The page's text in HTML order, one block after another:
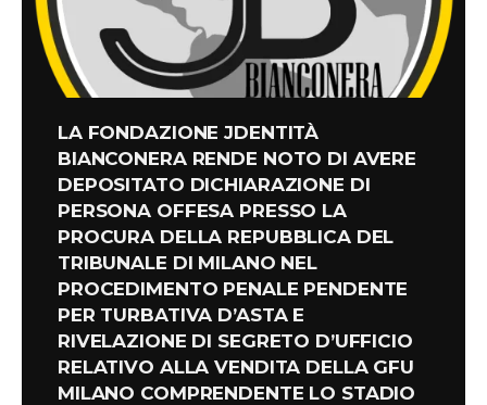
LA FONDAZIONE JDENTITÀ
BIANCONERA RENDE NOTO DI AVERE
DEPOSITATO DICHIARAZIONE DI
PERSONA OFFESA PRESSO LA
PROCURA DELLA REPUBBLICA DEL
TRIBUNALE DI MILANO NEL
PROCEDIMENTO PENALE PENDENTE
PER TURBATIVA D’ASTA E
RIVELAZIONE DI SEGRETO D’UFFICIO
RELATIVO ALLA VENDITA DELLA GFU
MILANO COMPRENDENTE LO STADIO